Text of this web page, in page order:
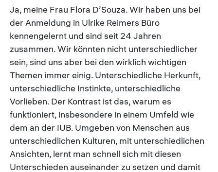
Ja, meine Frau Flora D’Souza. Wir haben uns bei
der Anmeldung in Ulrike Reimers Büro
kennengelernt und sind seit 24 Jahren
zusammen. Wir könnten nicht unterschiedlicher
sein, sind uns aber bei den wirklich wichtigen
Themen immer einig. Unterschiedliche Herkunft,
unterschiedliche Instinkte, unterschiedliche
Vorlieben. Der Kontrast ist das, warum es
funktioniert, insbesondere in einem Umfeld wie
dem an der IUB. Umgeben von Menschen aus
unterschiedlichen Kulturen, mit unterschiedlichen
Ansichten, lernt man schnell sich mit diesen
Unterschieden auseinander zu setzen und damit